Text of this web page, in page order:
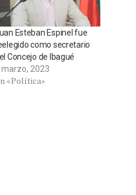
Esteban Espinel fue
como secretario
Concejo de Ibagué
marzo, 2023
«Política»